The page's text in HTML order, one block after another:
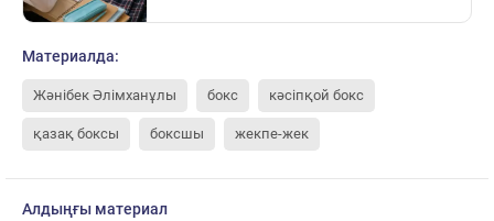
Материалда:
Жәнібек Әлімханұлы бокс кәсіпқой бокс
қазақ боксы боксшы жекпе-жек
Алдыңғы материал